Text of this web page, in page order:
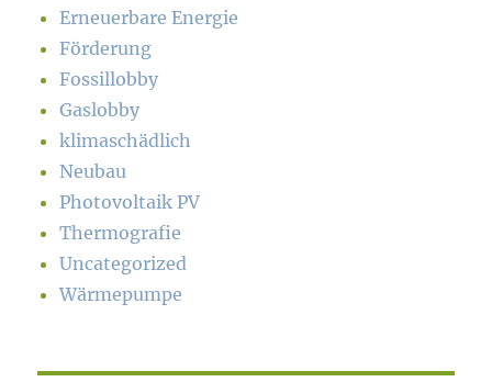
Erneuerbare Energie
Förderung
Fossillobby
Gaslobby
klimaschädlich
Neubau
Photovoltaik PV
Thermografie
Uncategorized
Wärmepumpe